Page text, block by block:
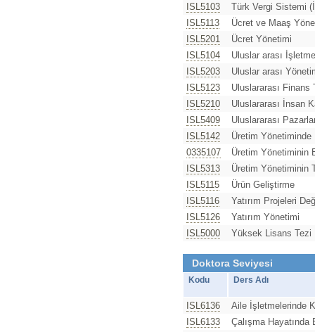
ISL5103
Türk Vergi Sistemi
ISL5113
Ücret ve Maaş
ISL5201
Ücret Yönetimi
ISL5104
Uluslar arası
ISL5203
Uluslar arası
ISL5123
Uluslararası Finans
ISL5210
Uluslararası İnsan
ISL5409
Uluslararası
ISL5142
Üretim Yönetiminde
0335107
Üretim Yönetiminin
ISL5313
Üretim Yönetiminin
ISL5115
Ürün Geliştirme
ISL5116
Yatırım Projeleri
ISL5126
Yatırım Yönetimi
ISL5000
Yüksek Lisans Tezi
Doktora Seviyesi
Kodu Ders Adı
ISL6136
Aile İşletmelerinde
ISL6133
Çalışma Hayatında